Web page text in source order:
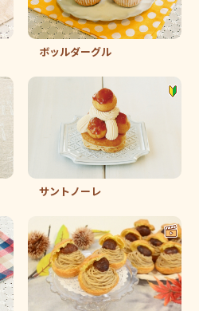
ボッルダーグル
サントノーレ